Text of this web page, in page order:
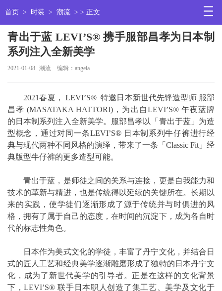
首页 > 时装 > 潮流 > > 正文
青出于蓝 LEVI’S® 携手服部昌孝为日本制
系列注入全新美学
2021-01-08 潮流 编辑：angela
2021春夏， LEVI’S® 特邀日本新世代先锋造型师 服部
昌孝 (MASATAKA HATTORI)，为出自LEVI’S® 午夜蓝牌
的日本制系列注入全新美学。服部昌孝以「青出于蓝」为造
型概念，通过对同一条LEVI’S® 日本制系列牛仔裤进行经
典与现代两种不同风格的演绎，带来了一条「Classic Fit」经
典版型牛仔裤的更多造型可能。
青出于蓝，是师徒之间的关系与连接，更是自我能力和
技术的革新与精进，也是传统得以延续的关键所在。长期以
来的实践，使学徒们逐渐形成了源于传统并与时俱进的风
格，拥有了属于自己的态度，在时间的沉淀下，成为各自时
代的标志性角色。
日本作为美式文化的学徒，丰富了丹宁文化，并结合日
式的匠人工艺和经典美学逐渐雕磨形成了独特的日本丹宁文
化，成为了新世代美学的引导者。正是在这样的文化背景
下，LEVI’S® 联手日本职人创造了集工艺、美学及文化于